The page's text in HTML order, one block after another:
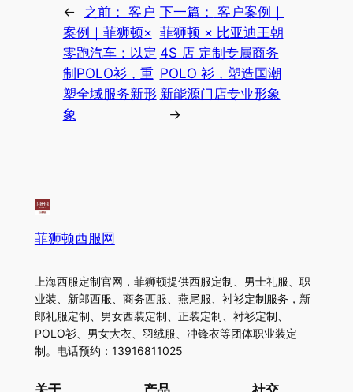
← 之前： 客户
案例｜菲狮顿×
零跑汽车：以定
制POLO衫，重
塑全域服务新形
象
下一篇： 客户案例｜
菲狮顿 × 比亚迪王朝
4S 店 定制专属商务
POLO 衫，塑造国潮
新能源门店专业形象
→
菲狮顿西服网
上海西服定制官网，菲狮顿提供西服定制、男士礼服、职
业装、新郎西服、商务西服、燕尾服、衬衫定制服务，新
郎礼服定制、男女西装定制、正装定制、衬衫定制、
POLO衫、男女大衣、羽绒服、冲锋衣等团体职业装定
制。电话预约：13916811025